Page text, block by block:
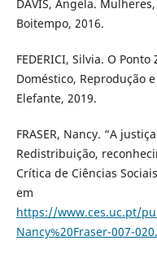
DAVIS, Angela.
Boitempo, 2016.
FEDERICI, Silvia. O
Doméstico, Reprodução
Elefante, 2019.
FRASER, Nancy. “A
Redistribuição,
Crítica de Ciências
em
https://www.ces.uc.pt/
Nancy%20Fraser-007-